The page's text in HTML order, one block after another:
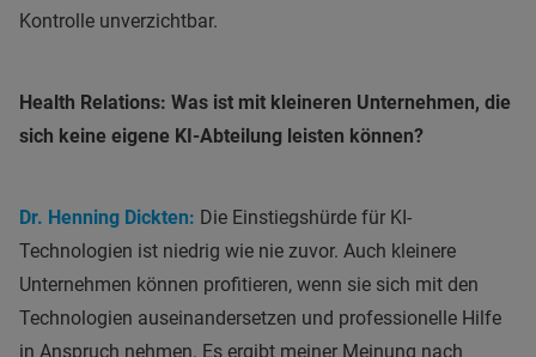
Kontrolle unverzichtbar.
Health Relations: Was ist mit kleineren Unternehmen, die
sich keine eigene KI-Abteilung leisten können?
Dr. Henning Dickten: Die Einstiegshürde für KI-
Technologien ist niedrig wie nie zuvor. Auch kleinere
Unternehmen können profitieren, wenn sie sich mit den
Technologien auseinandersetzen und professionelle Hilfe
in Anspruch nehmen. Es ergibt meiner Meinung nach